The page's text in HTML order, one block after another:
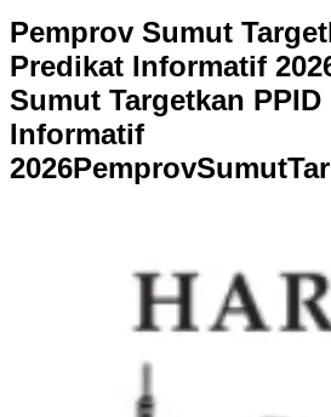
Pemprov Sumut
Predikat Informatif
Sumut Targetkan
Informatif
2026PemprovSumutTar